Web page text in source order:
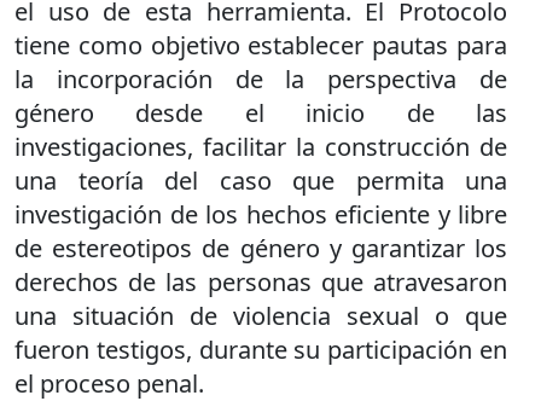
el uso de esta herramienta. El Protocolo
tiene como objetivo establecer pautas para
la incorporación de la perspectiva de
género desde el inicio de las
investigaciones, facilitar la construcción de
una teoría del caso que permita una
investigación de los hechos eficiente y libre
de estereotipos de género y garantizar los
derechos de las personas que atravesaron
una situación de violencia sexual o que
fueron testigos, durante su participación en
el proceso penal.